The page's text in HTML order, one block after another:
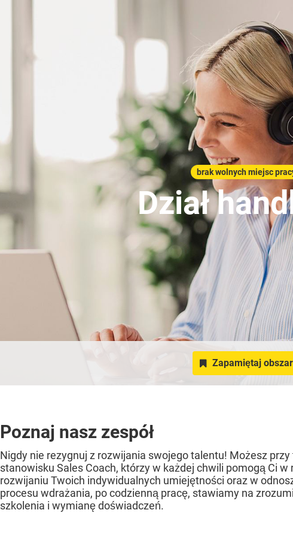
brak wolnych miejsc
Dział
Zapamiętaj obszar
Poznaj nasz zespół
Nigdy nie rezygnuj z rozwijania swojego talentu! Możesz
stanowisku Sales Coach, którzy w każdej chwili pomogą Ci
rozwijaniu Twoich indywidualnych umiejętności oraz w
procesu wdrażania, po codzienną pracę, stawiamy na
szkolenia i wymianę doświadczeń.